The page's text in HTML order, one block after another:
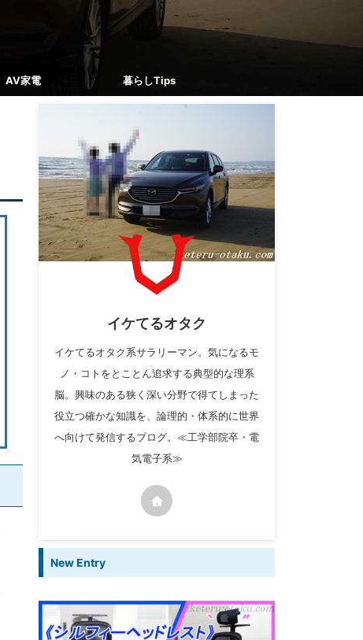
AV家電 暮らしTips
イケてるオタク
イケてるオタク系サラリーマン。気になるモ
ノ・コトをとことん追求する典型的な理系
脳。興味のある狭く深い分野で得てしまった
役立つ確かな知識を、論理的・体系的に世界
へ向けて発信するブログ。≪工学部院卒・電
気電子系≫
New Entry